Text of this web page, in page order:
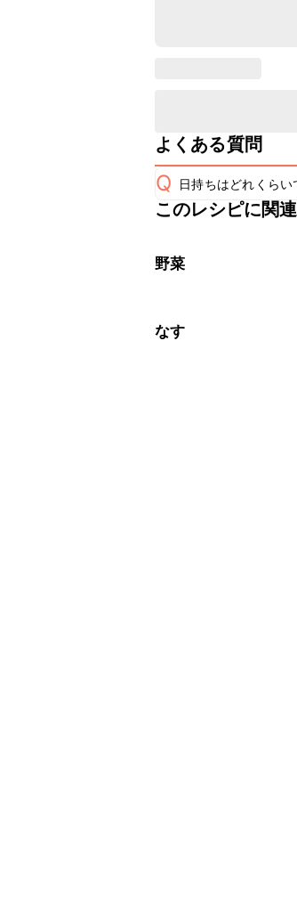
よくある質問
Q 日持ちはどれくらい
保存期間は冷蔵で
※日持ちは目安です。
このレシピに関
野菜
なす